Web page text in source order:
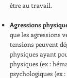
être au travail.
Agressions
que les agressions
tensions peuvent
physiques ayant
physiques (ex :
psychologiques (ex